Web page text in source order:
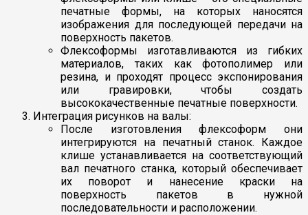
печатные формы, на которых наносятся
изображения для последующей передачи на
поверхность пакетов.
Флексоформы изготавливаются из гибких
материалов, таких как фотополимер или
резина, и проходят процесс экспонирования
или гравировки, чтобы создать
высококачественные печатные поверхности.
Интеграция рисунков на валы:
После изготовления флексоформ они
интегрируются на печатный станок. Каждое
клише устанавливается на соответствующий
вал печатного станка, который обеспечивает
их поворот и нанесение краски на
поверхность пакетов в нужной
последовательности и расположении.